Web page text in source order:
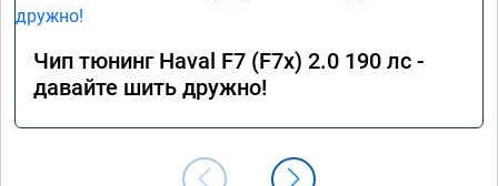
Чип тюнинг Haval F7 (F7x) 2.0 190 лс -
давайте шить дружно!